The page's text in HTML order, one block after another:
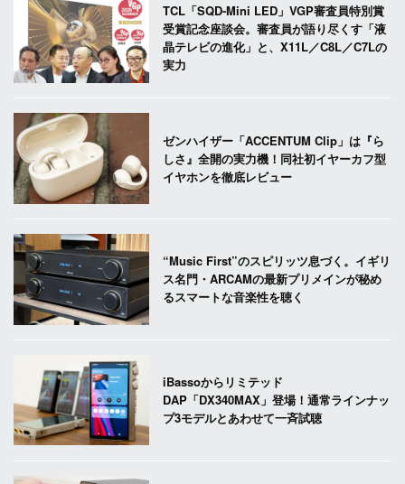
TCL「SQD-Mini LED」VGP審査員特別賞
受賞記念座談会。審査員が語り尽くす「液
晶テレビの進化」と、X11L／C8L／C7Lの
実力
ゼンハイザー「ACCENTUM Clip」は『ら
しさ』全開の実力機！同社初イヤーカフ型
イヤホンを徹底レビュー
“Music First”のスピリッツ息づく。イギリ
ス名門・ARCAMの最新プリメインが秘め
るスマートな音楽性を聴く
iBassoからリミテッド
DAP「DX340MAX」登場！通常ラインナッ
プ3モデルとあわせて一斉試聴